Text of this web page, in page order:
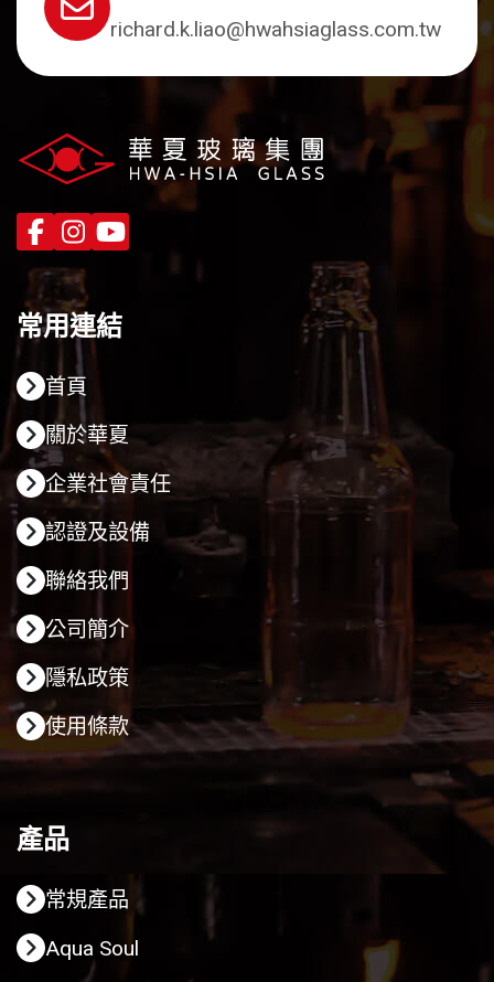
richard.k.liao@hwahsiaglass.com.tw
常用連結
首頁
關於華夏
企業社會責任
認證及設備
聯絡我們
公司簡介
隱私政策
使用條款
產品
常規產品
Aqua Soul